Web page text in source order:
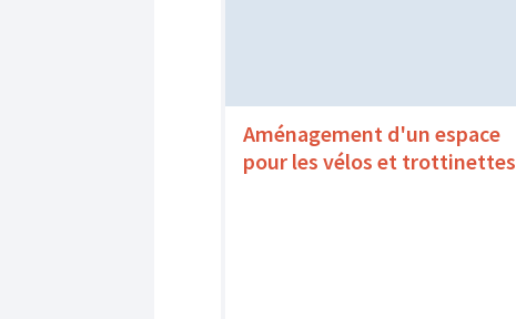
Aménagement d'un espace
pour les vélos et trottinettes